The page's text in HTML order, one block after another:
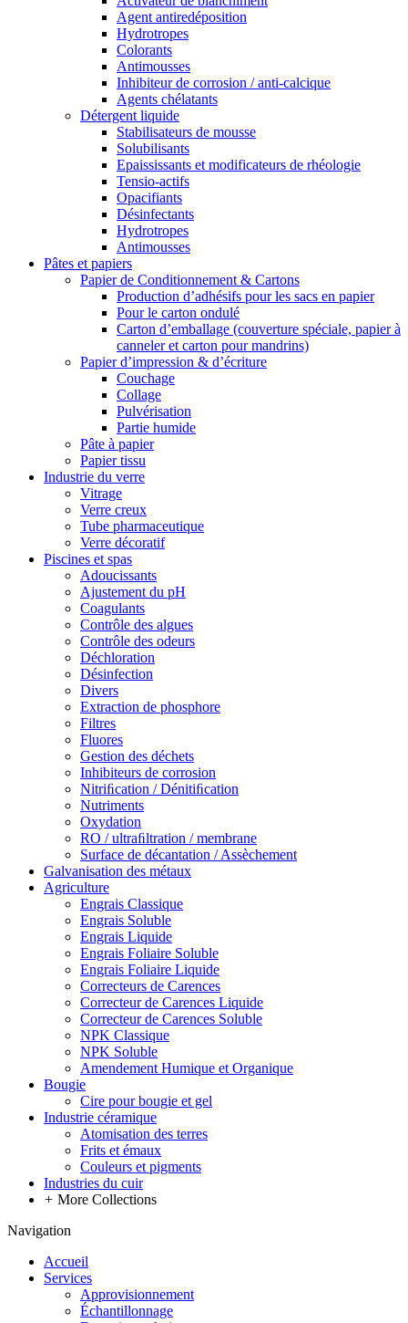
Agent antiredéposition
Hydrotropes
Colorants
Antimousses
Inhibiteur de corrosion / anti-calcique
Agents chélatants
Détergent liquide
Stabilisateurs de mousse
Solubilisants
Epaississants et modificateurs de rhéologie
Tensio-actifs
Opacifiants
Désinfectants
Hydrotropes
Antimousses
Pâtes et papiers
Papier de Conditionnement & Cartons
Production d’adhésifs pour les sacs en papier
Pour le carton ondulé
Carton d’emballage (couverture spéciale, papier à
canneler et carton pour mandrins)
Papier d’impression & d’écriture
Couchage
Collage
Pulvérisation
Partie humide
Pâte à papier
Papier tissu
Industrie du verre
Vitrage
Verre creux
Tube pharmaceutique
Verre décoratif
Piscines et spas
Adoucissants
Ajustement du pH
Coagulants
Contrôle des algues
Contrôle des odeurs
Déchloration
Désinfection
Divers
Extraction de phosphore
Filtres
Fluores
Gestion des déchets
Inhibiteurs de corrosion
Nitriﬁcation / Dénitiﬁcation
Nutriments
Oxydation
RO / ultraﬁltration / membrane
Surface de décantation / Assèchement
Galvanisation des métaux
Agriculture
Engrais Classique
Engrais Soluble
Engrais Liquide
Engrais Foliaire Soluble
Engrais Foliaire Liquide
Correcteurs de Carences
Correcteur de Carences Liquide
Correcteur de Carences Soluble
NPK Classique
NPK Soluble
Amendement Humique et Organique
Bougie
Cire pour bougie et gel
Industrie céramique
Atomisation des terres
Frits et émaux
Couleurs et pigments
Industries du cuir
+ More Collections
Navigation
Accueil
Services
Approvisionnement
Échantillonnage